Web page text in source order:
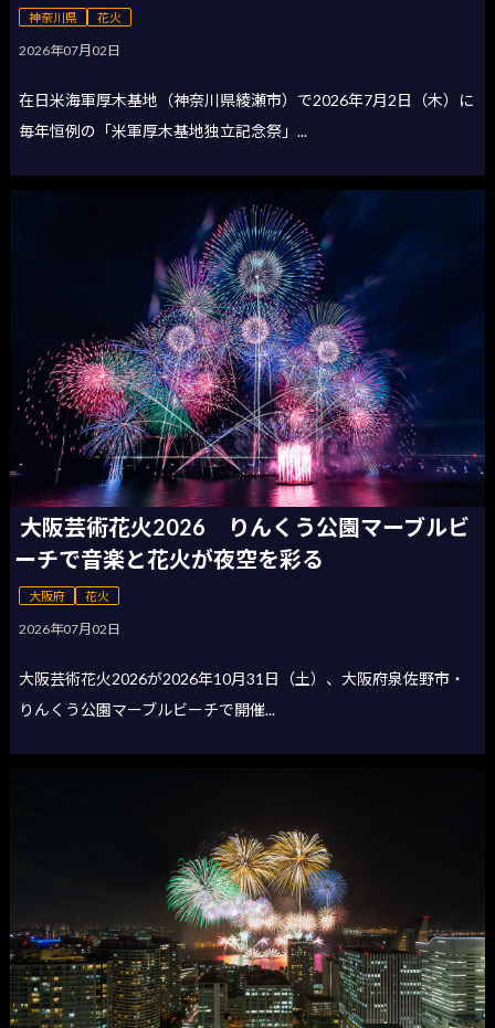
神奈川県 花火
2026年07月02日
在日米海軍厚木基地（神奈川県綾瀬市）で2026年7月2日（木）に
毎年恒例の「米軍厚木基地独立記念祭」...
大阪芸術花火2026 りんくう公園マーブルビ
ーチで音楽と花火が夜空を彩る
大阪府 花火
2026年07月02日
大阪芸術花火2026が2026年10月31日（土）、大阪府泉佐野市・
りんくう公園マーブルビーチで開催...